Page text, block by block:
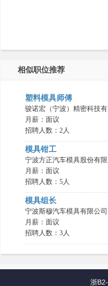
相似职位推荐
塑料模具师傅
骏诺宏（宁波）精密科技
月薪：面议
招聘人数：2人
模具钳工
宁波方正汽车模具股份有
月薪：面议
招聘人数：5人
模具组长
宁波斯穆汽车模具有限公司
月薪：面议
招聘人数：3人
浙